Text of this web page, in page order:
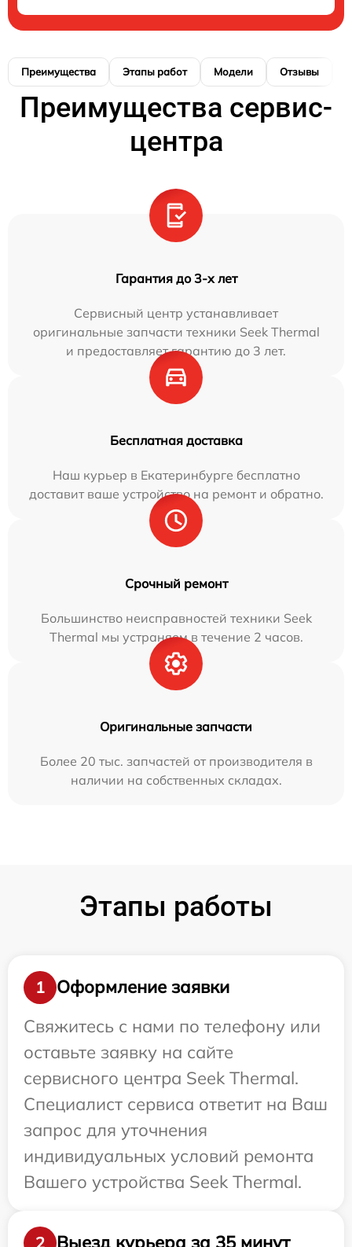
Преимущества Этапы работ Модели Отзывы
Преимущества сервис-
центра
Гарантия до 3-х лет
Сервисный центр устанавливает
оригинальные запчасти техники Seek Thermal
и предоставляет гарантию до 3 лет.
Бесплатная доставка
Наш курьер в Екатеринбурге бесплатно
доставит ваше устройство на ремонт и обратно.
Срочный ремонт
Большинство неисправностей техники Seek
Thermal мы устраняем в течение 2 часов.
Оригинальные запчасти
Более 20 тыс. запчастей от производителя в
наличии на собственных складах.
Этапы работы
1
Оформление заявки
Свяжитесь с нами по телефону или
оставьте заявку на сайте
сервисного центра Seek Thermal.
Специалист сервиса ответит на Ваш
запрос для уточнения
индивидуальных условий ремонта
Вашего устройства Seek Thermal.
2 Выезд курьера за 35 минут